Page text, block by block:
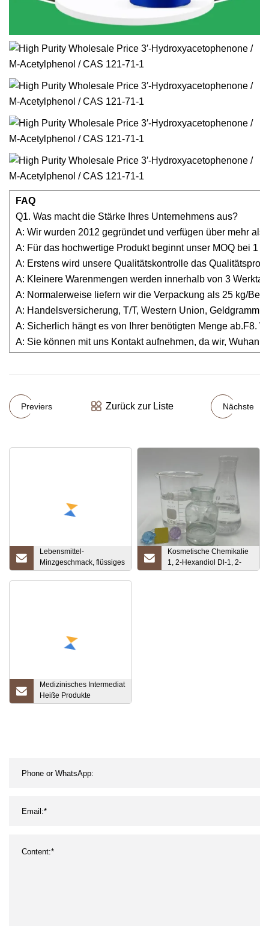
FAQ
Q1. Was macht die Stärke Ihres Unternehmens aus?
A: Wir wurden 2012 gegründet und verfügen über mehr
A: Für das hochwertige Produkt beginnt unser MOQ bei 1
A: Erstens wird unsere Qualitätskontrolle das
A: Kleinere Warenmengen werden innerhalb von 3
A: Normalerweise liefern wir die Verpackung als 25 kg/
A: Handelsversicherung, T/T, Western Union,
A: Sicherlich hängt es von Ihrer benötigten Menge ab.F8.
A: Sie können mit uns Kontakt aufnehmen, da wir, Wuhan
Previers Zurück zur Liste Nächste
Lebensmittel-
Minzgeschmack, flüssiges
Konzentrat Minze für
Kosmetische Chemikalie
1, 2-Hexandiol Dl-1, 2-
Hexandiol-
Medizinisches Intermediat
Heiße Produkte
Hochwertiges CAS 122-